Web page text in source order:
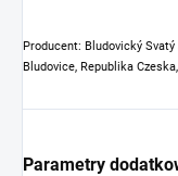
Producent: Bludovický
Bludovice, Republika
Parametry